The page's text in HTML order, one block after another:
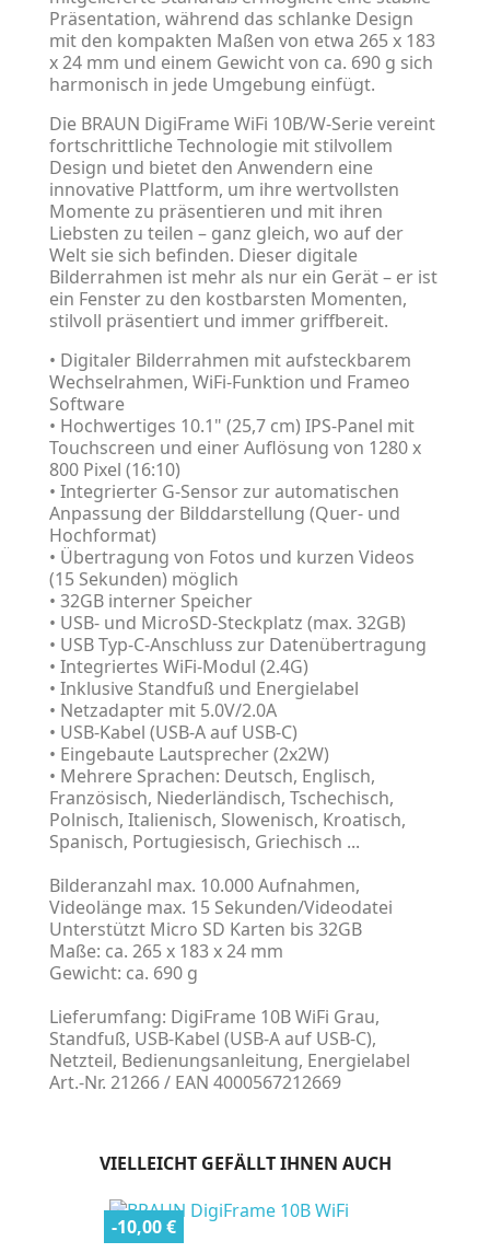
Präsentation, während das schlanke Design
mit den kompakten Maßen von etwa 265 x 183
x 24 mm und einem Gewicht von ca. 690 g sich
harmonisch in jede Umgebung einfügt.
Die BRAUN DigiFrame WiFi 10B/W-Serie vereint
fortschrittliche Technologie mit stilvollem
Design und bietet den Anwendern eine
innovative Plattform, um ihre wertvollsten
Momente zu präsentieren und mit ihren
Liebsten zu teilen – ganz gleich, wo auf der
Welt sie sich befinden. Dieser digitale
Bilderrahmen ist mehr als nur ein Gerät – er ist
ein Fenster zu den kostbarsten Momenten,
stilvoll präsentiert und immer griffbereit.
• Digitaler Bilderrahmen mit aufsteckbarem
Wechselrahmen, WiFi-Funktion und Frameo
Software
• Hochwertiges 10.1" (25,7 cm) IPS-Panel mit
Touchscreen und einer Auflösung von 1280 x
800 Pixel (16:10)
• Integrierter G-Sensor zur automatischen
Anpassung der Bilddarstellung (Quer- und
Hochformat)
• Übertragung von Fotos und kurzen Videos
(15 Sekunden) möglich
• 32GB interner Speicher
• USB- und MicroSD-Steckplatz (max. 32GB)
• USB Typ-C-Anschluss zur Datenübertragung
• Integriertes WiFi-Modul (2.4G)
• Inklusive Standfuß und Energielabel
• Netzadapter mit 5.0V/2.0A
• USB-Kabel (USB-A auf USB-C)
• Eingebaute Lautsprecher (2x2W)
• Mehrere Sprachen: Deutsch, Englisch,
Französisch, Niederländisch, Tschechisch,
Polnisch, Italienisch, Slowenisch, Kroatisch,
Spanisch, Portugiesisch, Griechisch ...
Bilderanzahl max. 10.000 Aufnahmen,
Videolänge max. 15 Sekunden/Videodatei
Unterstützt Micro SD Karten bis 32GB
Maße: ca. 265 x 183 x 24 mm
Gewicht: ca. 690 g
Lieferumfang: DigiFrame 10B WiFi Grau,
Standfuß, USB-Kabel (USB-A auf USB-C),
Netzteil, Bedienungsanleitung, Energielabel
Art.-Nr. 21266 / EAN 4000567212669
VIELLEICHT GEFÄLLT IHNEN AUCH
-10,00 €